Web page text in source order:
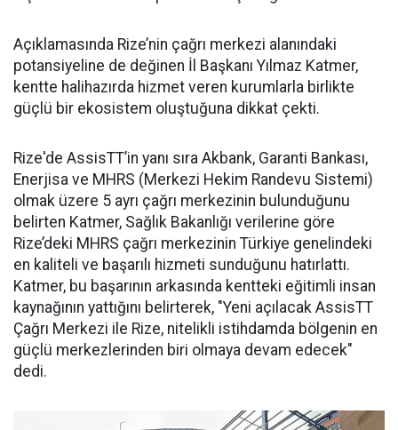
Açıklamasında Rize’nin çağrı merkezi alanındaki
potansiyeline de değinen İl Başkanı Yılmaz Katmer,
kentte halihazırda hizmet veren kurumlarla birlikte
güçlü bir ekosistem oluştuğuna dikkat çekti.
Rize'de AssisTT’in yanı sıra Akbank, Garanti Bankası,
Enerjisa ve MHRS (Merkezi Hekim Randevu Sistemi)
olmak üzere 5 ayrı çağrı merkezinin bulunduğunu
belirten Katmer, Sağlık Bakanlığı verilerine göre
Rize’deki MHRS çağrı merkezinin Türkiye genelindeki
en kaliteli ve başarılı hizmeti sunduğunu hatırlattı.
Katmer, bu başarının arkasında kentteki eğitimli insan
kaynağının yattığını belirterek, "Yeni açılacak AssisTT
Çağrı Merkezi ile Rize, nitelikli istihdamda bölgenin en
güçlü merkezlerinden biri olmaya devam edecek"
dedi.